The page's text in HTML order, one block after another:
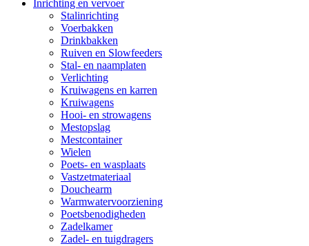
Inrichting en vervoer
Stalinrichting
Voerbakken
Drinkbakken
Ruiven en Slowfeeders
Stal- en naamplaten
Verlichting
Kruiwagens en karren
Kruiwagens
Hooi- en strowagens
Mestopslag
Mestcontainer
Wielen
Poets- en wasplaats
Vastzetmateriaal
Douchearm
Warmwatervoorziening
Poetsbenodigheden
Zadelkamer
Zadel- en tuigdragers